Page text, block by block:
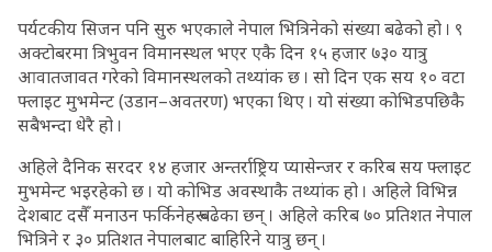
पर्यटकीय सिजन पनि सुरु भएकाले नेपाल भित्रिनेको संख्या बढेको हो । ९
अक्टोबरमा त्रिभुवन विमानस्थल भएर एकै दिन १५ हजार ७३० यात्रु
आवातजावत गरेको विमानस्थलको तथ्यांक छ । सो दिन एक सय १० वटा
फ्लाइट मुभमेन्ट (उडान–अवतरण) भएका थिए । यो संख्या कोभिडपछिकै
सबैभन्दा धेरै हो ।
अहिले दैनिक सरदर १४ हजार अन्तर्राष्ट्रिय प्यासेन्जर र करिब सय फ्लाइट
मुभमेन्ट भइरहेको छ । यो कोभिड अवस्थाकै तथ्यांक हो । अहिले विभिन्न
देशबाट दसैँ मनाउन फर्किनेहरू बढेका छन् । अहिले करिब ७० प्रतिशत नेपाल
भित्रिने र ३० प्रतिशत नेपालबाट बाहिरिने यात्रु छन् ।